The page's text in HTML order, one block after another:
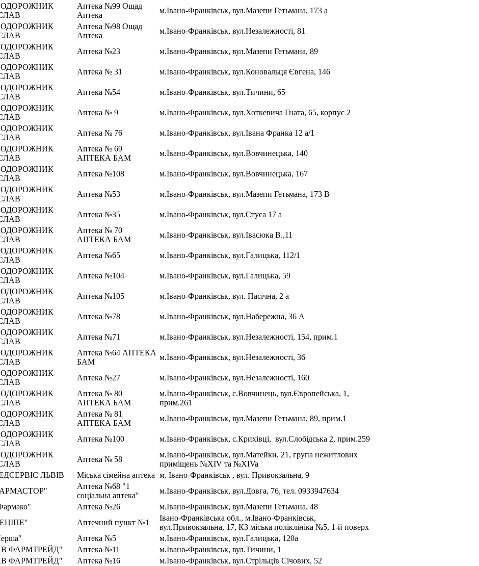
Аптека №99 Ощад
Аптека
м.Івано-Франківськ, вул.Мазепи Гетьмана, 173 а
Аптека №98 Ощад
Аптека
м.Івано-Франківськ, вул.Незалежності, 81
Аптека №23
м.Івано-Франківськ, вул.Мазепи Гетьмана, 89
Аптека № 31
м.Івано-Франківськ, вул.Коновальця Євгена, 146
Аптека №54
м.Івано-Франківськ, вул.Тичини, 65
Аптека № 9
м.Івано-Франківськ, вул.Хоткевича Гната, 65, корпус 2
Аптека № 76
м.Івано-Франківськ, вул.Івана Франка 12 а/1
Аптека № 69
АПТЕКА БАМ
м.Івано-Франківськ, вул.Вовчинецька, 140
Аптека №108
м.Івано-Франківськ, вул.Вовчинецька, 167
Аптека №53
м.Івано-Франківськ, вул.Мазепи Гетьмана, 173 В
Аптека №35
м.Івано-Франківськ, вул.Стуса 17 а
Аптека № 70
АПТЕКА БАМ
м.Івано-Франківськ, вул.Івасюка В.,11
Аптека №65
м.Івано-Франківськ, вул.Галицька, 112/1
Аптека №104
м.Івано-Франківськ, вул.Галицька, 59
Аптека №105
м.Івано-Франківськ, вул. Пасічна, 2 а
Аптека №78
м.Івано-Франківськ, вул.Набережна, 36 А
Аптека №71
м.Івано-Франківськ, вул.Незалежності, 154, прим.1
Аптека №64 АПТЕКА
БАМ
м.Івано-Франківськ, вул.Незалежності, 36
Аптека №27
м.Івано-Франківськ, вул.Незалежності, 160
Аптека № 80
АПТЕКА БАМ
м.Івано-Франківськ, с.Вовчинець, вул.Європейська, 1,
прим.261
Аптека № 81
АПТЕКА БАМ
м.Івано-Франківськ, вул.Мазепи Гетьмана, 89, прим.1
Аптека №100
м.Івано-Франківськ, с.Крихівці, вул.Слобідська 2, прим.259
Аптека № 58
м.Івано-Франківськ, вул.Матейки, 21, група нежитлових
приміщень №XIV та №XIVa
ЛЬВІВ
Міська сімейна аптека м. Івано-Франківськ , вул. Привокзальна, 9
Аптека №68 "1
соціальна аптека"
м.Івано-Франківськ, вул.Довга, 76, тел. 0933947634
Аптека №26
м.Івано-Франківськ, вул.Мазепи Гетьмана, 48
Аптечний пункт №1
Івано-Франківська обл., м.Івано-Франківськ,
вул.Привокзальна, 17, КЗ міська поліклініка №5, 1-й поверх
Аптека №5
м.Івано-Франківськ, вул.Галицька, 120а
ФАРМТРЕЙД"
Аптека №11
м.Івано-Франківськ, вул.Тичини, 1
ФАРМТРЕЙД"
Аптека №16
м.Івано-Франківськ, вул.Стрільців Січових, 52